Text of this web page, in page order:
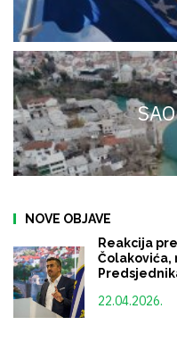
NOVE OBJAVE
Reakcija
Čolakovića,
22.04.2026.